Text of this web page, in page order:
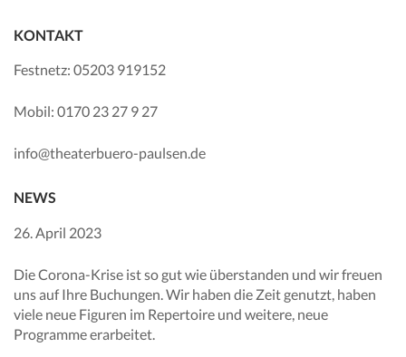
KONTAKT
Festnetz: 05203 919152
Mobil: 0170 23 27 9 27
info@theaterbuero-paulsen.de
NEWS
26. April 2023
Die Corona-Krise ist so gut wie überstanden und wir freuen
uns auf Ihre Buchungen. Wir haben die Zeit genutzt, haben
viele neue Figuren im Repertoire und weitere, neue
Programme erarbeitet.